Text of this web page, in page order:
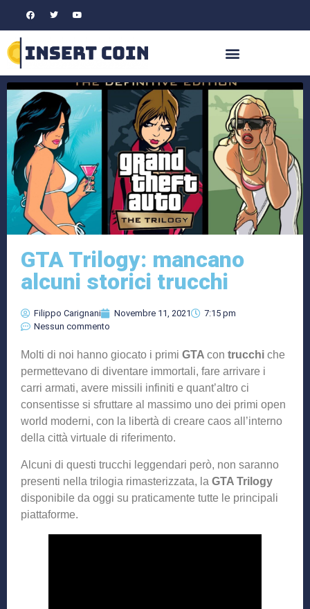
GTA Trilogy: mancano
alcuni storici trucchi
Filippo Carignani Novembre 11, 2021
7:15 pm
Nessun commento
Molti di noi hanno giocato i primi GTA con trucchi che
permettevano di diventare immortali, fare arrivare i
carri armati, avere missili infiniti e quant’altro ci
consentisse si sfruttare al massimo uno dei primi open
world moderni, con la libertà di creare caos all’interno
della città virtuale di riferimento.
Alcuni di questi trucchi leggendari però, non saranno
presenti nella trilogia rimasterizzata, la GTA Trilogy
disponibile da oggi su praticamente tutte le principali
piattaforme.